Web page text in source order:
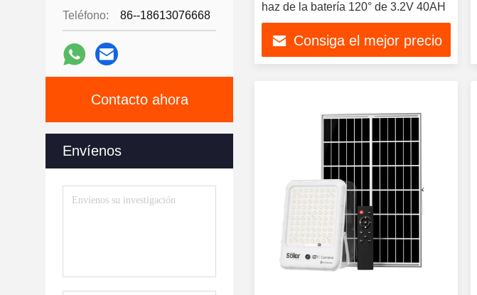
Teléfono: 86--18613076668
Contacto ahora
Envíenos
haz de la batería 120° de 3.2V 40AH
Consiga el mejor precio